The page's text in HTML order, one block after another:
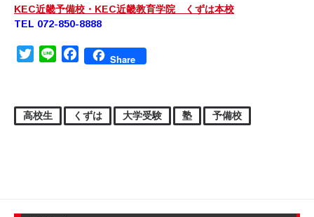
KEC近畿予備校・KEC近畿教育学院 くずは本校
TEL 072-850-8888
TwitterLine FacebookShare
高校生 くずは 大学受験 塾 予備校